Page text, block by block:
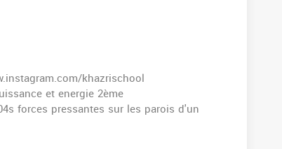
khazrischool
forces pressantes sur les parois d'un